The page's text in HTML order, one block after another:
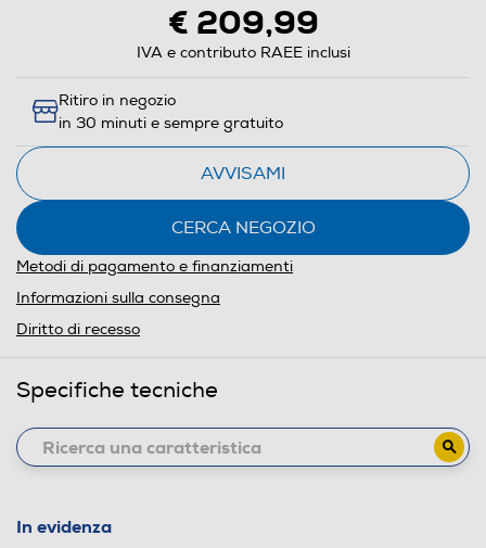
€ 209,99
IVA e contributo RAEE inclusi
Ritiro in negozio
in 30 minuti e sempre gratuito
AVVISAMI
CERCA NEGOZIO
Metodi di pagamento e finanziamenti
Informazioni sulla consegna
Diritto di recesso
Specifiche tecniche
In evidenza